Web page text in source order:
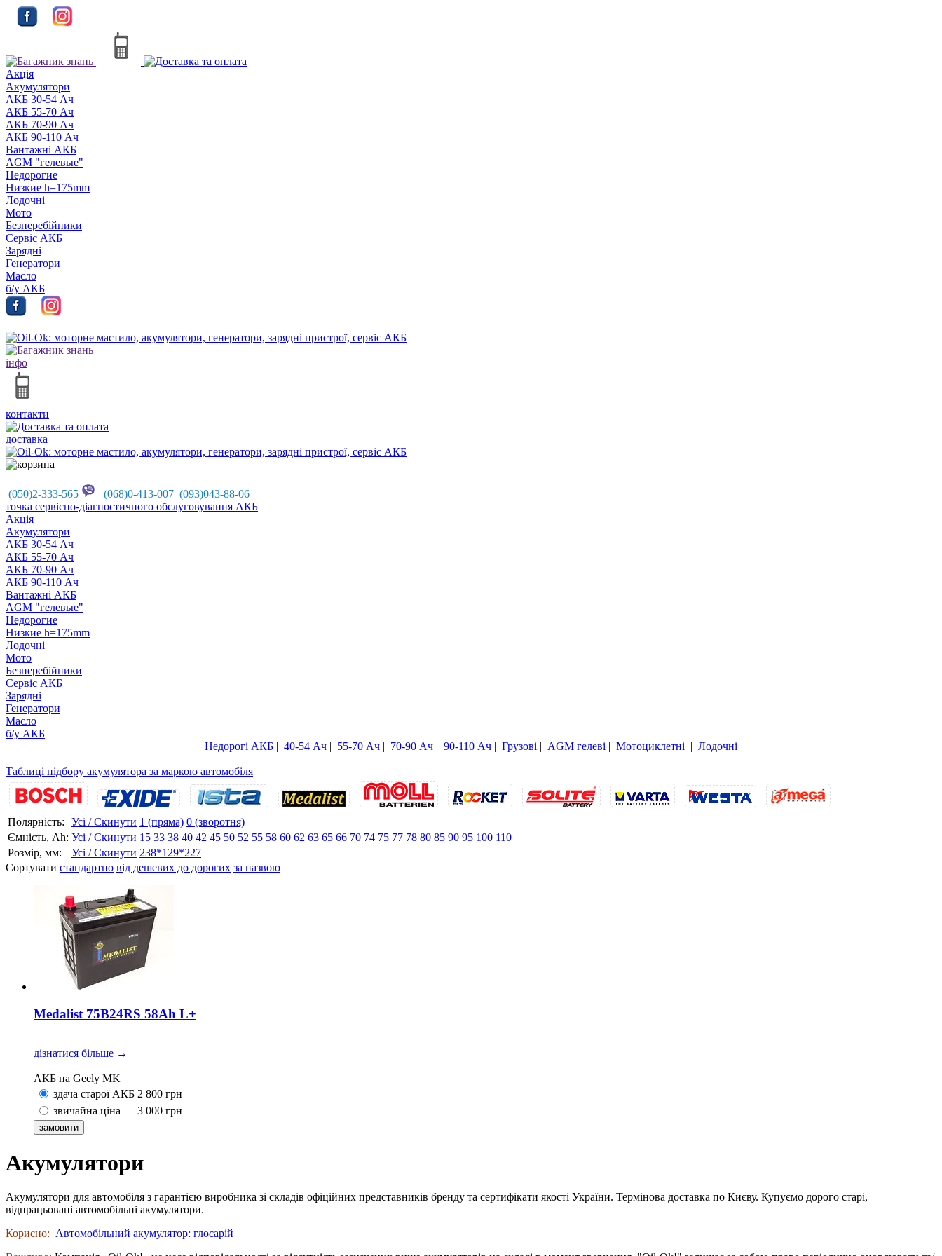
Акцiя
Акумулятори
АКБ 30-54 Ач
АКБ 55-70 Ач
АКБ 70-90 Ач
АКБ 90-110 Ач
Вантажні АКБ
AGM "гелевые"
Недорогие
Низкие h=175mm
Лодочні
Мото
Безперебійники
Сервiс АКБ
Зарядні
Генератори
Масло
б/у АКБ
інфо
контакти
доставка
(050)2-333-565
(068)0-413-007 (093)043-88-06
точка сервісно-діагностичного обслуговування АКБ
Акцiя
Акумулятори
АКБ 30-54 Ач
АКБ 55-70 Ач
АКБ 70-90 Ач
АКБ 90-110 Ач
Вантажні АКБ
AGM "гелевые"
Недорогие
Низкие h=175mm
Лодочні
Мото
Безперебійники
Сервiс АКБ
Зарядні
Генератори
Масло
б/у АКБ
Недорогі АКБ | 40-54 Ач | 55-70 Ач | 70-90 Ач | 90-110 Ач | Грузові | AGM гелеві | Мотоциклетні | Лодочні
Таблиці підбору акумулятора за маркою автомобіля
Полярність: Усі / Скинути 1 (пряма) 0 (зворотня)
Ємність, Аh: Усі / Скинути 15 33 38 40 42 45 50 52 55 58 60 62 63 65 66 70 74 75 77 78 80 85 90 95 100 110
Розмір, мм:
Усі / Скинути 238*129*227
Сортувати стандартно від дешевих до дорогих за назвою
Medalist 75B24RS 58Ah L+
дізнатися більше →
АКБ на Geely MK
здача старої АКБ 2 800 грн
звичайна ціна
3 000 грн
Акумулятори
Акумулятори для автомобіля з гарантією виробника зі складів офіційних представників бренду та сертифікати якості України. Термінова доставка по Києву. Купуємо дорого старі,
відпрацьовані автомобільні акумулятори.
Корисно: Автомобільний акумулятор: глосарій